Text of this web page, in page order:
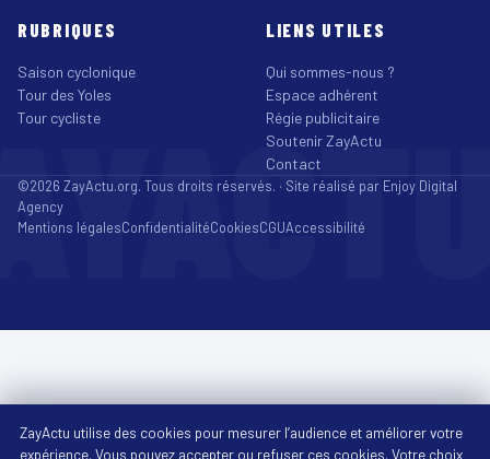
RUBRIQUES
Saison cyclonique
Tour des Yoles
Tour cycliste
LIENS UTILES
Qui sommes-nous ?
Espace adhérent
Régie publicitaire
Soutenir ZayActu
Contact
©2026 ZayActu.org. Tous droits réservés. · Site réalisé par Enjoy Digital
Agency
Mentions légalesConfidentialitéCookiesCGUAccessibilité
ZayActu utilise des cookies pour mesurer l’audience et améliorer votre
expérience. Vous pouvez accepter ou refuser ces cookies. Votre choix